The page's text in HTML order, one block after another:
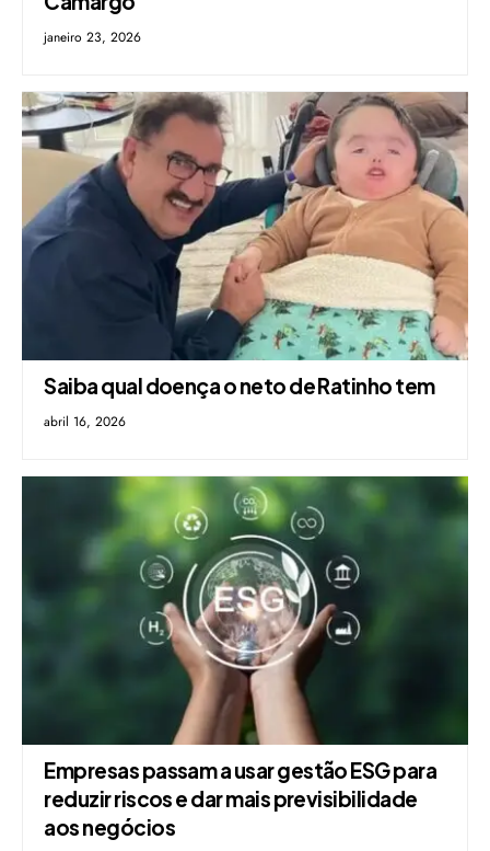
janeiro 23, 2026
Saiba qual doença o neto de Ratinho tem
abril 16, 2026
Empresas passam a usar gestão ESG para
reduzir riscos e dar mais previsibilidade
aos negócios